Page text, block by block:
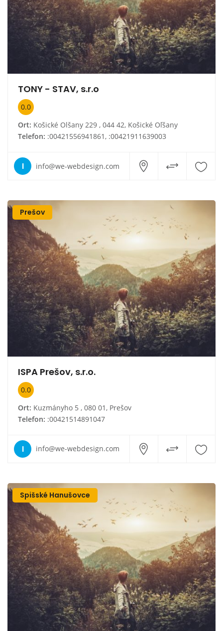
TONY - STAV, s.r.o
0.0
Ort: Košické Olšany 229 , 044 42, Košické Oľšany
Telefon: :00421556941861, :00421911639003
I info@we-webdesign.com
Prešov
ISPA Prešov, s.r.o.
0.0
Ort: Kuzmányho 5 , 080 01, Prešov
Telefon: :00421514891047
I info@we-webdesign.com
Spišské Hanušovce